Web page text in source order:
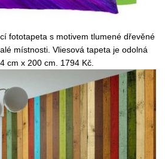
fototapeta s motivem tlumené dřevěné
místnosti. Vliesová tapeta je odolná
cm x 200 cm. 1794 Kč.